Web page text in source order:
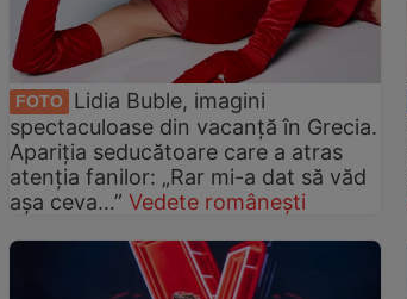
FOTO
Lidia Buble, imagini
spectaculoase din vacanță în Grecia.
Apariția seducătoare care a atras
atenția fanilor: „Rar mi-a dat să văd
așa ceva…” Vedete românești